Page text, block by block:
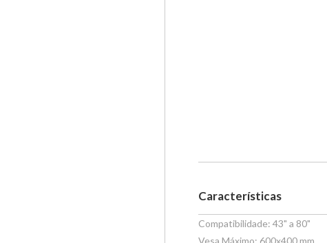
Características
Compatibilidade: 43" a 80"
Vesa Máximo: 600x400 mm